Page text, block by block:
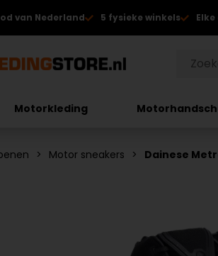
van Nederland 5 fysieke winkels
Motorkleding
Motor sneakers Dainese